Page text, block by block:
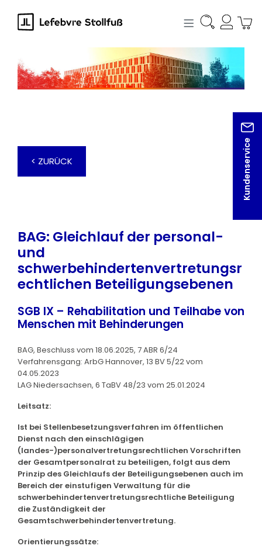
springen
Kundenservice
< ZURÜCK
BAG: Gleichlauf der personal-
und
schwerbehindertenvertretungsr
echtlichen Beteiligungsebenen
SGB IX – Rehabilitation und Teilhabe von
Menschen mit Behinderungen
BAG, Beschluss vom 18.06.2025, 7 ABR 6/24
Verfahrensgang: ArbG Hannover, 13 BV 5/22 vom
04.05.2023
LAG Niedersachsen, 6 TaBV 48/23 vom 25.01.2024
Leitsatz:
Ist bei Stellenbesetzungsverfahren im öffentlichen
Dienst nach den einschlägigen
(landes-)personalvertretungsrechtlichen Vorschriften
der Gesamtpersonalrat zu beteiligen, folgt aus dem
Prinzip des Gleichlaufs der Beteiligungsebenen auch im
Bereich der einstufigen Verwaltung für die
schwerbehindertenvertretungsrechtliche Beteiligung
die Zuständigkeit der
Gesamtschwerbehindertenvertretung.
Orientierungssätze: